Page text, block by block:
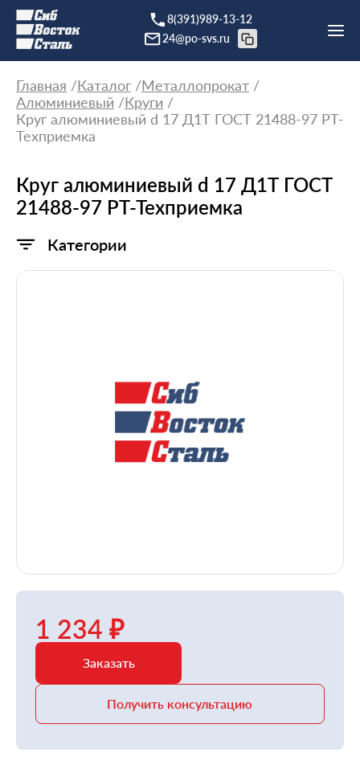
8(391)989-13-12
24@po-svs.ru
Главная Каталог
Металлопрокат
Алюминиевый
Круги
Круг алюминиевый d 17 Д1Т ГОСТ 21488-97 РТ-
Техприемка
Круг алюминиевый d 17 Д1Т ГОСТ
21488-97 РТ-Техприемка
Категории
1 234 ₽
Заказать
Получить консультацию